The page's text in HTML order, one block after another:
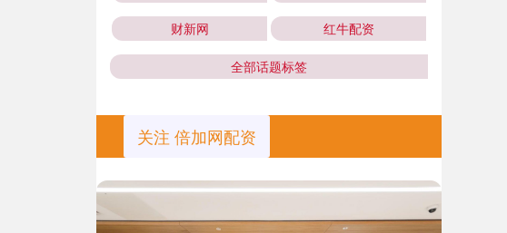
财新网 红牛配资
全部话题标签
关注 倍加网配资